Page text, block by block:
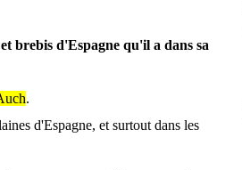
brebis d'Espagne qu'il a dans sa
.
d'Espagne, et surtout dans les